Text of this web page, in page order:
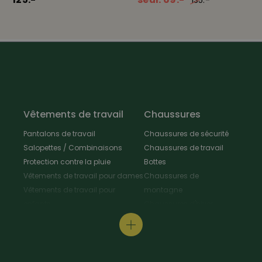
Vêtements de travail
Pantalons de travail
Salopettes / Combinaisons
Protection contre la pluie
Vêtements de travail pour dames
Vêtements de travail pour
Tabliers & Manteaux de travail
Chaussures
Chaussures de sécurité
Chaussures de travail
Bottes
Chaussures de
montagne